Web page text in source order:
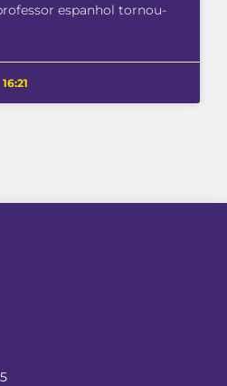
espanhol tornou-
16:21